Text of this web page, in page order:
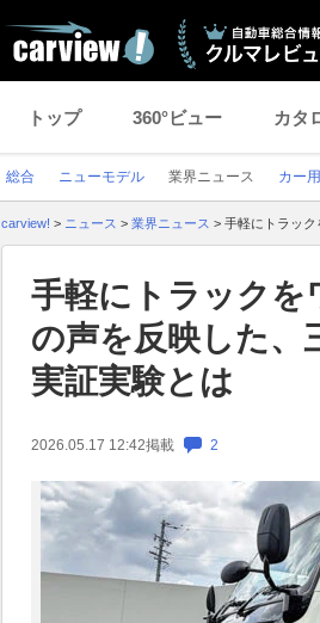
トップ 360°ビュー カタ
総合 ニューモデル 業界ニュース カー
carview! > ニュース > 業界ニュース > 手軽にトラッ
手軽にトラックを
の声を反映した、
実証実験とは
2026.05.17 12:42掲載 2